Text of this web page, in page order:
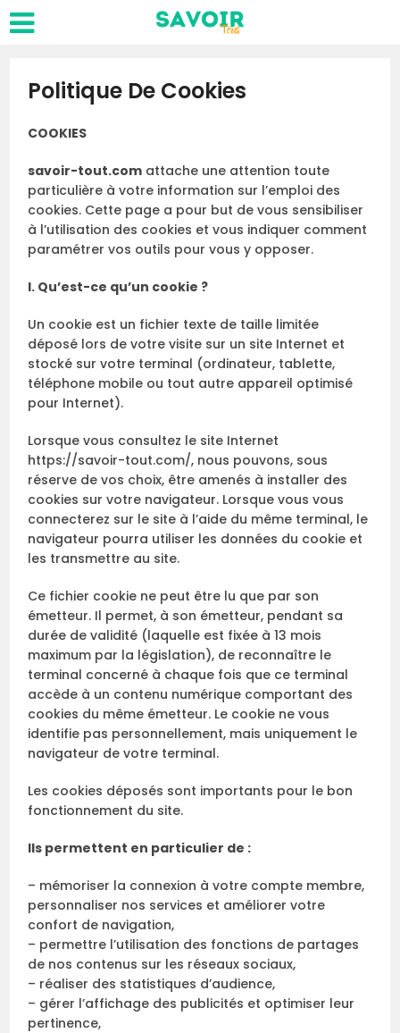
Politique De Cookies
COOKIES
savoir-tout.com attache une attention toute
particulière à votre information sur l’emploi des
cookies. Cette page a pour but de vous sensibiliser
à l’utilisation des cookies et vous indiquer comment
paramétrer vos outils pour vous y opposer.
I. Qu’est-ce qu’un cookie ?
Un cookie est un fichier texte de taille limitée
déposé lors de votre visite sur un site Internet et
stocké sur votre terminal (ordinateur, tablette,
téléphone mobile ou tout autre appareil optimisé
pour Internet).
Lorsque vous consultez le site Internet
https://savoir-tout.com/, nous pouvons, sous
réserve de vos choix, être amenés à installer des
cookies sur votre navigateur. Lorsque vous vous
connecterez sur le site à l’aide du même terminal, le
navigateur pourra utiliser les données du cookie et
les transmettre au site.
Ce fichier cookie ne peut être lu que par son
émetteur. Il permet, à son émetteur, pendant sa
durée de validité (laquelle est fixée à 13 mois
maximum par la législation), de reconnaître le
terminal concerné à chaque fois que ce terminal
accède à un contenu numérique comportant des
cookies du même émetteur. Le cookie ne vous
identifie pas personnellement, mais uniquement le
navigateur de votre terminal.
Les cookies déposés sont importants pour le bon
fonctionnement du site.
Ils permettent en particulier de :
– mémoriser la connexion à votre compte membre,
personnaliser nos services et améliorer votre
confort de navigation,
– permettre l’utilisation des fonctions de partages
de nos contenus sur les réseaux sociaux,
– réaliser des statistiques d’audience,
– gérer l’affichage des publicités et optimiser leur
pertinence,